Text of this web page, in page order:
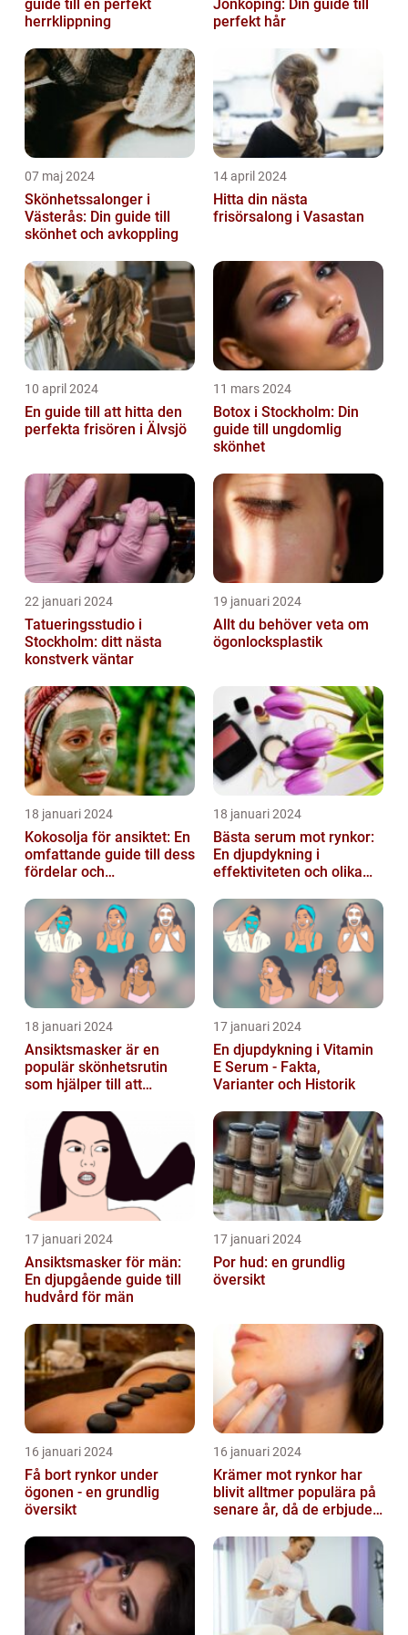
guide till en perfekt
herrklippning
Jönköping: Din guide till
perfekt hår
07 maj 2024
Skönhetssalonger i
Västerås: Din guide till
skönhet och avkoppling
14 april 2024
Hitta din nästa
frisörsalong i Vasastan
10 april 2024
En guide till att hitta den
perfekta frisören i Älvsjö
11 mars 2024
Botox i Stockholm: Din
guide till ungdomlig
skönhet
22 januari 2024
Tatueringsstudio i
Stockholm: ditt nästa
konstverk väntar
19 januari 2024
Allt du behöver veta om
ögonlocksplastik
18 januari 2024
Kokosolja för ansiktet: En
omfattande guide till dess
fördelar och
18 januari 2024
Bästa serum mot rynkor:
En djupdykning i
effektiviteten och olika
18 januari 2024
Ansiktsmasker är en
populär skönhetsrutin
som hjälper till att
huden
17 januari 2024
En djupdykning i Vitamin
E Serum - Fakta,
Varianter och Historik
17 januari 2024
Ansiktsmasker för män:
En djupgående guide till
hudvård för män
17 januari 2024
Por hud: en grundlig
översikt
16 januari 2024
Få bort rynkor under
ögonen - en grundlig
översikt
16 januari 2024
Krämer mot rynkor har
blivit alltmer populära på
senare år, då de erbjuder
lösni...